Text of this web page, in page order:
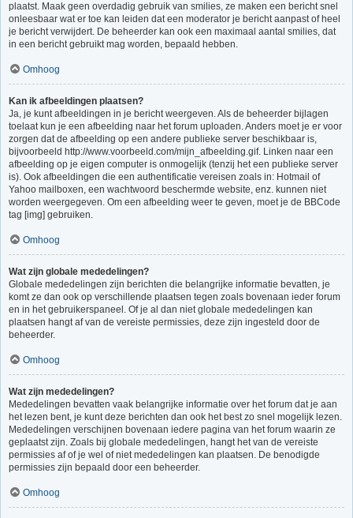
plaatst. Maak geen overdadig gebruik van smilies, ze maken een bericht snel
onleesbaar wat er toe kan leiden dat een moderator je bericht aanpast of heel
je bericht verwijdert. De beheerder kan ook een maximaal aantal smilies, dat
in een bericht gebruikt mag worden, bepaald hebben.
Omhoog
Kan ik afbeeldingen plaatsen?
Ja, je kunt afbeeldingen in je bericht weergeven. Als de beheerder bijlagen
toelaat kun je een afbeelding naar het forum uploaden. Anders moet je er voor
zorgen dat de afbeelding op een andere publieke server beschikbaar is,
bijvoorbeeld http://www.voorbeeld.com/mijn_afbeelding.gif. Linken naar een
afbeelding op je eigen computer is onmogelijk (tenzij het een publieke server
is). Ook afbeeldingen die een authentificatie vereisen zoals in: Hotmail of
Yahoo mailboxen, een wachtwoord beschermde website, enz. kunnen niet
worden weergegeven. Om een afbeelding weer te geven, moet je de BBCode
tag [img] gebruiken.
Omhoog
Wat zijn globale mededelingen?
Globale mededelingen zijn berichten die belangrijke informatie bevatten, je
komt ze dan ook op verschillende plaatsen tegen zoals bovenaan ieder forum
en in het gebruikerspaneel. Of je al dan niet globale mededelingen kan
plaatsen hangt af van de vereiste permissies, deze zijn ingesteld door de
beheerder.
Omhoog
Wat zijn mededelingen?
Mededelingen bevatten vaak belangrijke informatie over het forum dat je aan
het lezen bent, je kunt deze berichten dan ook het best zo snel mogelijk lezen.
Mededelingen verschijnen bovenaan iedere pagina van het forum waarin ze
geplaatst zijn. Zoals bij globale mededelingen, hangt het van de vereiste
permissies af of je wel of niet mededelingen kan plaatsen. De benodigde
permissies zijn bepaald door een beheerder.
Omhoog